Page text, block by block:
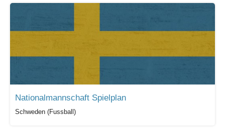
Nationalmannschaft Spielplan
Schweden (Fussball)